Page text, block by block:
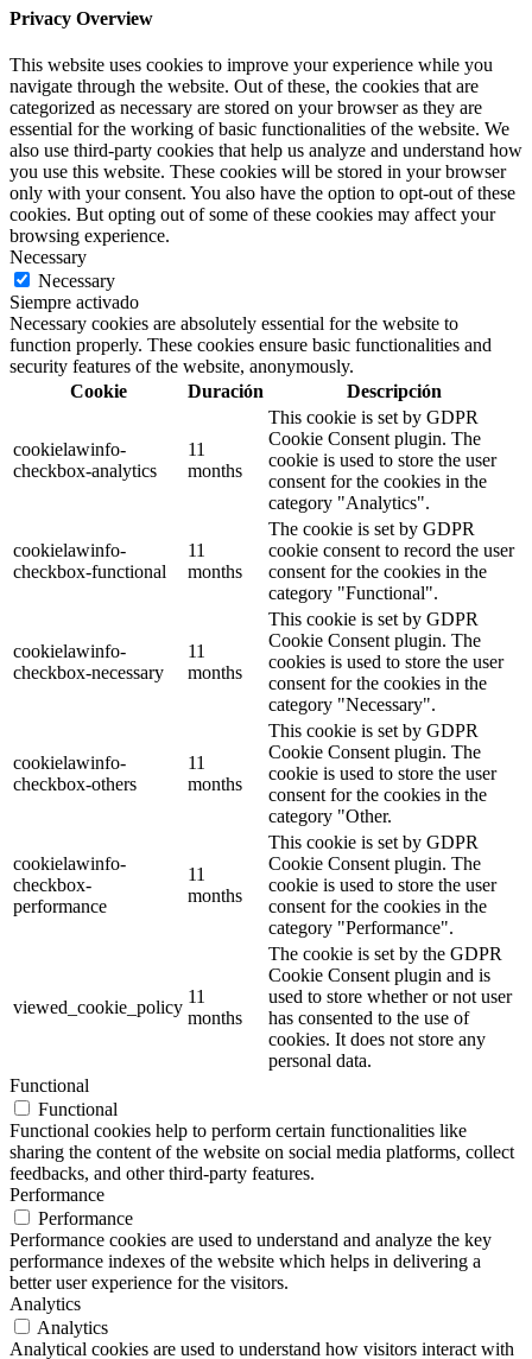
Privacy Overview
This website uses cookies to improve your experience while you
navigate through the website. Out of these, the cookies that are
categorized as necessary are stored on your browser as they are
essential for the working of basic functionalities of the website. We
also use third-party cookies that help us analyze and understand how
you use this website. These cookies will be stored in your browser
only with your consent. You also have the option to opt-out of these
cookies. But opting out of some of these cookies may affect your
browsing experience.
Necessary
Necessary
Siempre activado
Necessary cookies are absolutely essential for the website to
function properly. These cookies ensure basic functionalities and
security features of the website, anonymously.
Cookie
Duración Descripción
cookielawinfo-
checkbox-analytics
11
months
This cookie is set by GDPR
Cookie Consent plugin. The
cookie is used to store the user
consent for the cookies in the
category "Analytics".
cookielawinfo-
checkbox-functional
11
months
The cookie is set by GDPR
cookie consent to record the user
consent for the cookies in the
category "Functional".
cookielawinfo-
checkbox-necessary
11
months
This cookie is set by GDPR
Cookie Consent plugin. The
cookies is used to store the user
consent for the cookies in the
category "Necessary".
cookielawinfo-
checkbox-others
11
months
This cookie is set by GDPR
Cookie Consent plugin. The
cookie is used to store the user
consent for the cookies in the
category "Other.
cookielawinfo-
checkbox-
performance
11
months
This cookie is set by GDPR
Cookie Consent plugin. The
cookie is used to store the user
consent for the cookies in the
category "Performance".
viewed_cookie_policy
11
months
The cookie is set by the GDPR
Cookie Consent plugin and is
used to store whether or not user
has consented to the use of
cookies. It does not store any
personal data.
Functional
Functional
Functional cookies help to perform certain functionalities like
sharing the content of the website on social media platforms, collect
feedbacks, and other third-party features.
Performance
Performance
Performance cookies are used to understand and analyze the key
performance indexes of the website which helps in delivering a
better user experience for the visitors.
Analytics
Analytics
Analytical cookies are used to understand how visitors interact with